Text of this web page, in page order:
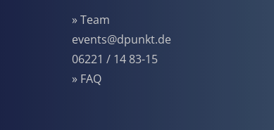
» Team
events@dpunkt.de
06221 / 14 83-15
» FAQ